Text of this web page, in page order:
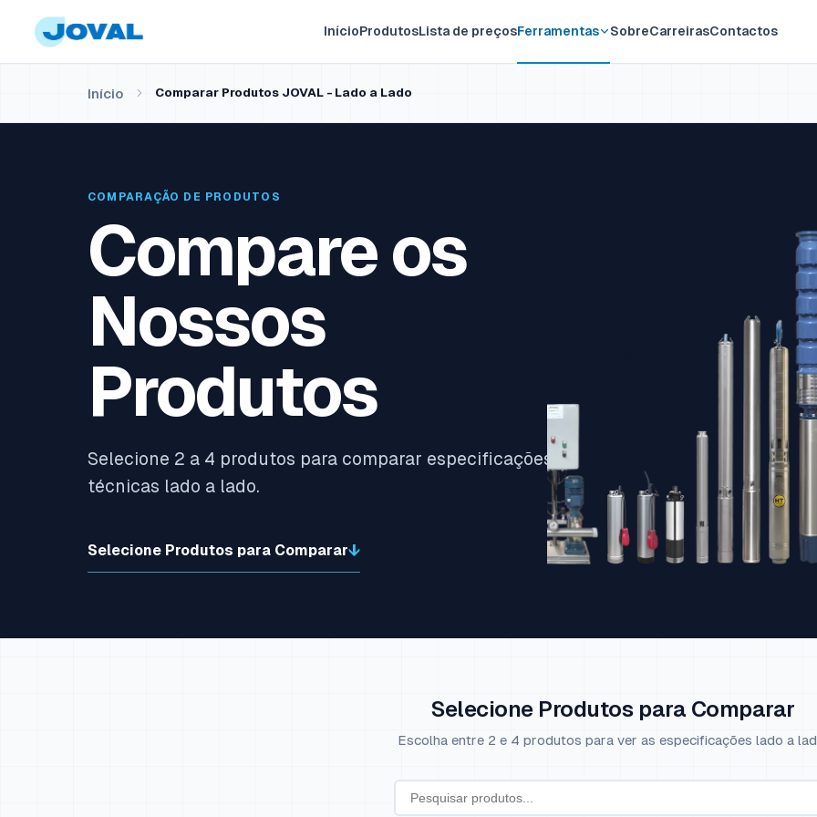
InícioProdutosLista de preçosFerramentas SobreCarreirasContactos
Início Comparar Produtos JOVAL - Lado a Lado
COMPARAÇÃO DE PRODUTOS
Compare os
Nossos
Produtos
Selecione 2 a 4 produtos para comparar especificações
técnicas lado a lado.
Selecione Produtos para Comparar
Selecione Produtos para Comparar
Escolha entre 2 e 4 produtos para ver as especificações lado a